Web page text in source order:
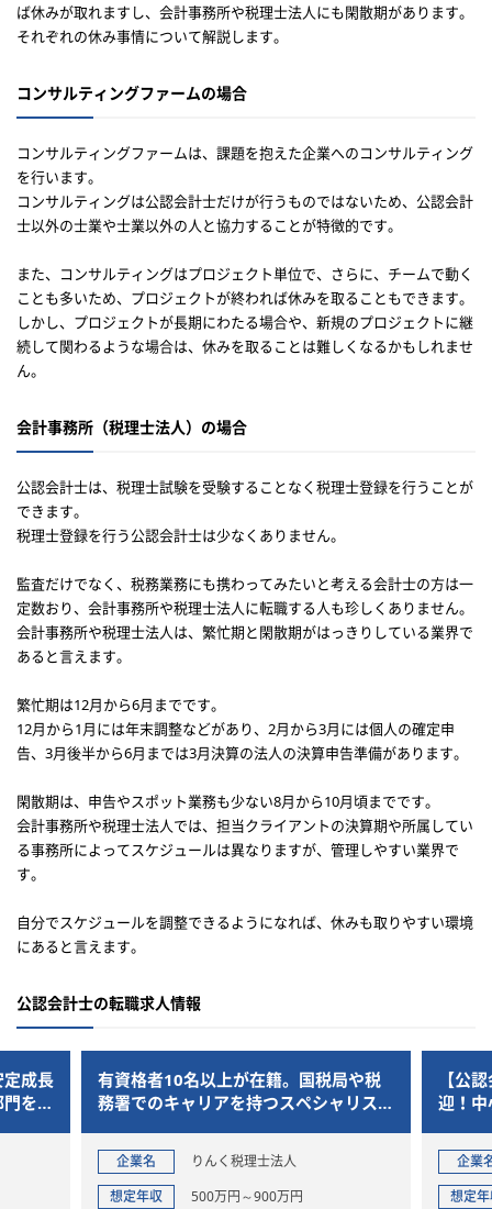
ば休みが取れますし、会計事務所や税理士法人にも閑散期があります。
それぞれの休み事情について解説します。
コンサルティングファームの場合
コンサルティングファームは、課題を抱えた企業へのコンサルティング
を行います。
コンサルティングは公認会計士だけが行うものではないため、公認会計
士以外の士業や士業以外の人と協力することが特徴的です。
また、コンサルティングはプロジェクト単位で、さらに、チームで動く
ことも多いため、プロジェクトが終われば休みを取ることもできます。
しかし、プロジェクトが長期にわたる場合や、新規のプロジェクトに継
続して関わるような場合は、休みを取ることは難しくなるかもしれませ
ん。
会計事務所（税理士法人）の場合
公認会計士は、税理士試験を受験することなく税理士登録を行うことが
できます。
税理士登録を行う公認会計士は少なくありません。
監査だけでなく、税務業務にも携わってみたいと考える会計士の方は一
定数おり、会計事務所や税理士法人に転職する人も珍しくありません。
会計事務所や税理士法人は、繁忙期と閑散期がはっきりしている業界で
あると言えます。
繁忙期は12月から6月までです。
12月から1月には年末調整などがあり、2月から3月には個人の確定申
告、3月後半から6月までは3月決算の法人の決算申告準備があります。
閑散期は、申告やスポット業務も少ない8月から10月頃までです。
会計事務所や税理士法人では、担当クライアントの決算期や所属してい
る事務所によってスケジュールは異なりますが、管理しやすい業界で
す。
自分でスケジュールを調整できるようになれば、休みも取りやすい環境
にあると言えます。
公認会計士の転職求人情報
成長
をリ
有資格者10名以上が在籍。国税局や税
務署でのキャリアを持つスペシャリスト
企業名
りんく税理士法人
想定年収
500万円～900万円
【公
迎！
企業
想定